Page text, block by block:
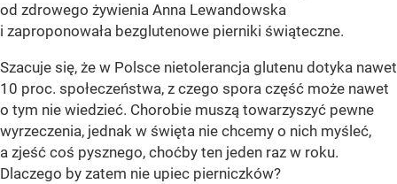
od zdrowego żywienia Anna Lewandowska
i zaproponowała bezglutenowe pierniki świąteczne.
Szacuje się, że w Polsce nietolerancja glutenu dotyka nawet
10 proc. społeczeństwa, z czego spora część może nawet
o tym nie wiedzieć. Chorobie muszą towarzyszyć pewne
wyrzeczenia, jednak w święta nie chcemy o nich myśleć,
a zjeść coś pysznego, choćby ten jeden raz w roku.
Dlaczego by zatem nie upiec pierniczków?